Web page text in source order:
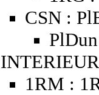
CSN :
1RM :